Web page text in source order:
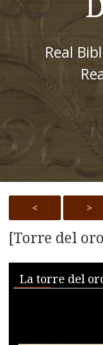
Real
< >
[Torre del
Media
La torre del